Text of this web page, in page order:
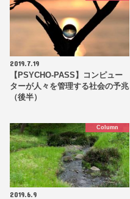
2019.7.19
【PSYCHO-PASS】コンピュー
ターが人々を管理する社会の予兆
（後半）
Column
2019.6.9